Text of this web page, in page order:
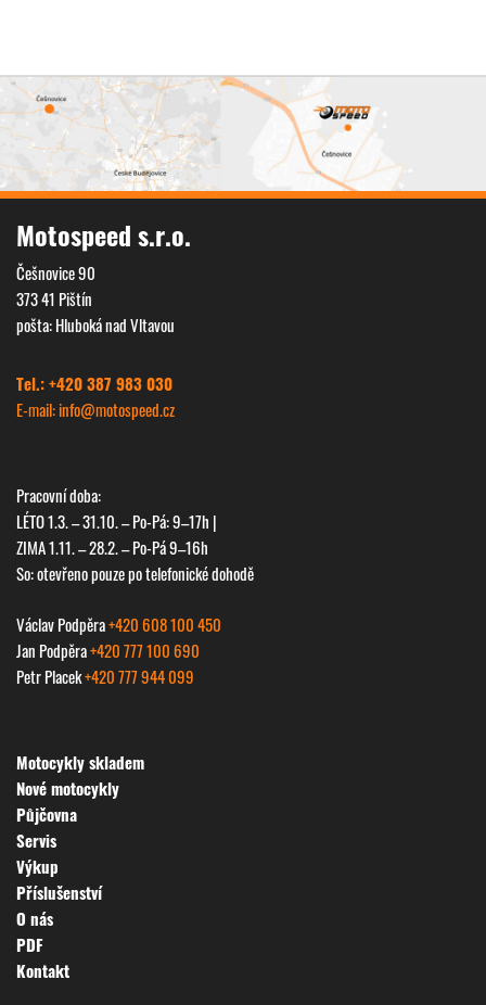
Motospeed s.r.o.
Češnovice 90
373 41 Pištín
pošta: Hluboká nad Vltavou
Tel.: +420 387 983 030
E-mail: info@motospeed.cz
Pracovní doba:
LÉTO 1.3. – 31.10. – Po-Pá: 9–17h |
ZIMA 1.11. – 28.2. – Po-Pá 9–16h
So: otevřeno pouze po telefonické dohodě
Václav Podpěra+420 608 100 450
Jan Podpěra+420 777 100 690
Petr Placek+420 777 944 099
Motocykly skladem
Nové motocykly
Půjčovna
Servis
Výkup
Příslušenství
O nás
PDF
Kontakt